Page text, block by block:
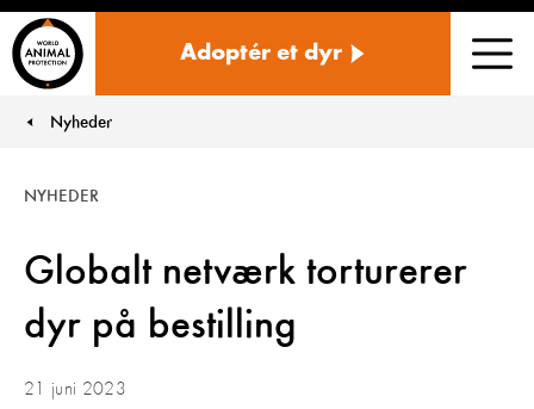
Adoptér et dyr
You are here:
Nyheder
Globalt netværk torturerer
dyr på bestilling
NYHEDER
21 juni 2023